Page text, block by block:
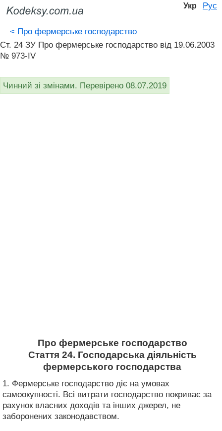
Укр Рус
< Про фермерське господарство
Ст. 24 ЗУ Про фермерське господарство вiд 19.06.2003
№ 973-IV
Чинний зі змінами. Перевірено 08.07.2019
Про фермерське господарство
Стаття 24. Господарська діяльність
фермерського господарства
1. Фермерське господарство діє на умовах
самоокупності. Всі витрати господарство покриває за
рахунок власних доходів та інших джерел, не
заборонених законодавством.